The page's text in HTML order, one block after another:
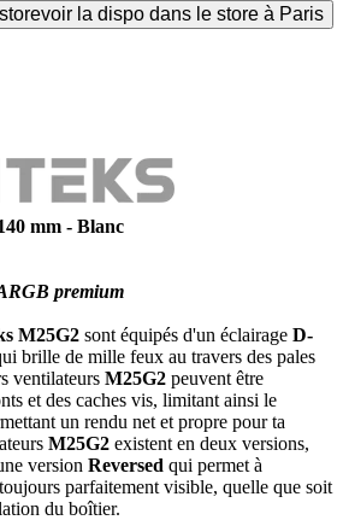
voir la dispo dans le store à Paris
mm - Blanc
premium
M25G2 sont équipés d'un éclairage D-
brille de mille feux au travers des pales
ventilateurs M25G2 peuvent être
et des caches vis, limitant ainsi le
un rendu net et propre pour ta
M25G2 existent en deux versions,
version Reversed qui permet à
parfaitement visible, quelle que soit
du boîtier.